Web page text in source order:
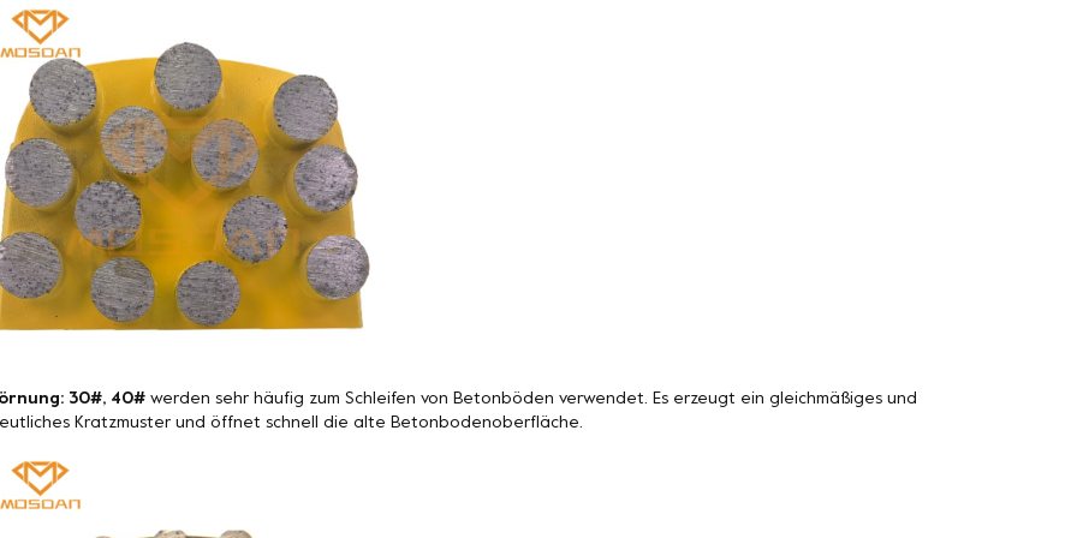
30#, 40# werden sehr häufig zum Schleifen von Betonböden verwendet. Es erzeugt ein gleichmäßiges und
Kratzmuster und öffnet schnell die alte Betonbodenoberfläche.